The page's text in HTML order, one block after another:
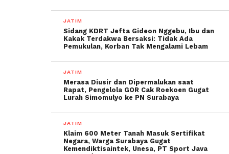
JATIM
Sidang KDRT Jefta Gideon Nggebu, Ibu dan
Kakak Terdakwa Bersaksi: Tidak Ada
Pemukulan, Korban Tak Mengalami Lebam
JATIM
Merasa Diusir dan Dipermalukan saat
Rapat, Pengelola GOR Cak Roekoen Gugat
Lurah Simomulyo ke PN Surabaya
JATIM
Klaim 600 Meter Tanah Masuk Sertifikat
Negara, Warga Surabaya Gugat
Kemendiktisaintek, Unesa, PT Sport Java